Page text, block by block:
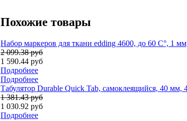
Похожие товары
Набор маркеров для ткани edding 4600, до 60 С°, 1
2 099.38 руб
1 590.44 руб
Подробнее
Подробнее
Табулятор Durable Quick Tab, самоклеящийся, 40 мм,
1 381.43 руб
1 030.92 руб
Подробнее